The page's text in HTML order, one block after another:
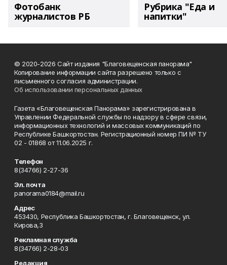
Фотобанк
журналистов РБ
Рубрика "Еда и
напитки"
© 2020-2026 Сайт издания "Благовещенская панорама"
Копирование информации сайта разрешено только с
письменного согласия администрации.
Об использовании персональных данных
Газета «Благовещенская Панорама» зарегистрирована в
Управлении Федеральной службы по надзору в сфере связи,
информационных технологий и массовых коммуникаций по
Республике Башкортостан. Регистрационный номер ПИ № ТУ
02 - 01868 от 11.06.2025 г.
Телефон
8(34766) 2-27-36
Эл. почта
panorama0184@mail.ru
Адрес
453430, Республика Башкортостан, г. Благовещенск, ул.
Кирова,3
Рекламная служба
8(34766) 2-28-03
Редакция